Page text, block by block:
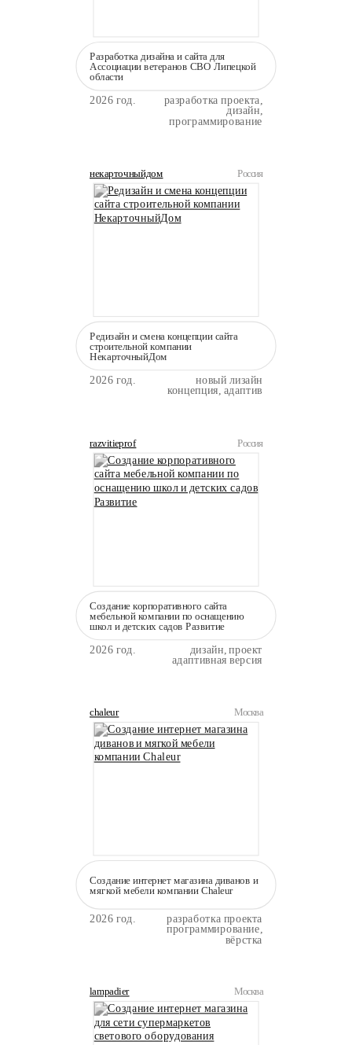
Разработка дизайна и сайта для
Ассоциации ветеранов СВО Липецкой
области
2026 год.
разработка проекта,
дизайн,
программирование
некарточныйдом Россия
Редизайн и смена концепции сайта
строительной компании
НекарточныйДом
2026 год. новый лизайн
концепция, адаптив
razvitieprof Россия
Создание корпоративного сайта
мебельной компании по оснащению
школ и детских садов Развитие
2026 год. дизайн, проект
адаптивная версия
chaleur Москва
Создание интернет магазина диванов и
мягкой мебели компании Сhaleur
2026 год. разработка проекта
программирование,
вёрстка
lampadier Москва